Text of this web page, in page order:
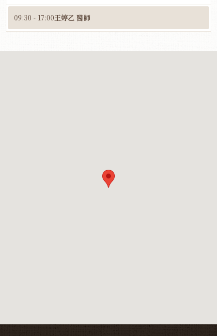
09:30 - 17:00王婷乙 醫師